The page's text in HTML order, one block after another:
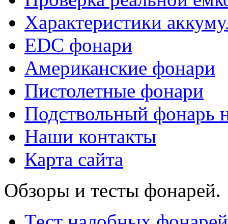
Характеристики
EDC фонари
Американские фонари
Пистолетные фонари
Подствольный фонарь
Наши контакты
Карта сайта
Обзоры и тесты фонарей.